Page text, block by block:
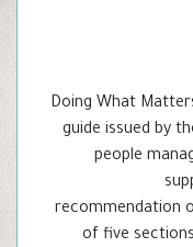
Doing What
guide issued by
people
recommendation
of five